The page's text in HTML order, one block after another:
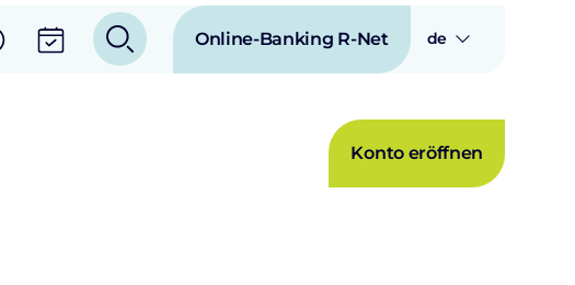
Online-Banking R-Net de
Konto eröffnen